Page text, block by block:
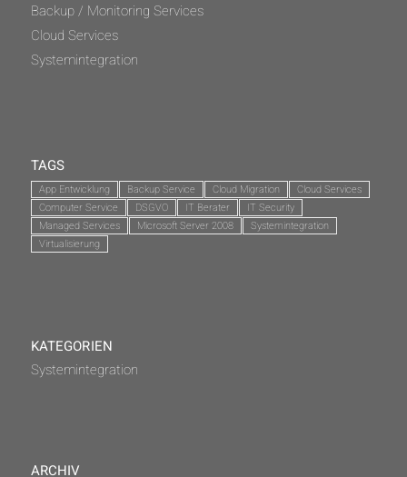
Backup / Monitoring Services
Cloud Services
Systemintegration
TAGS
App Entwicklung Backup Service Cloud Migration
Cloud Services
Computer Service
DSGVO IT Berater
IT Security
Managed Services
Microsoft Server 2008
Systemintegration
Virtualisierung
KATEGORIEN
Systemintegration
ARCHIV